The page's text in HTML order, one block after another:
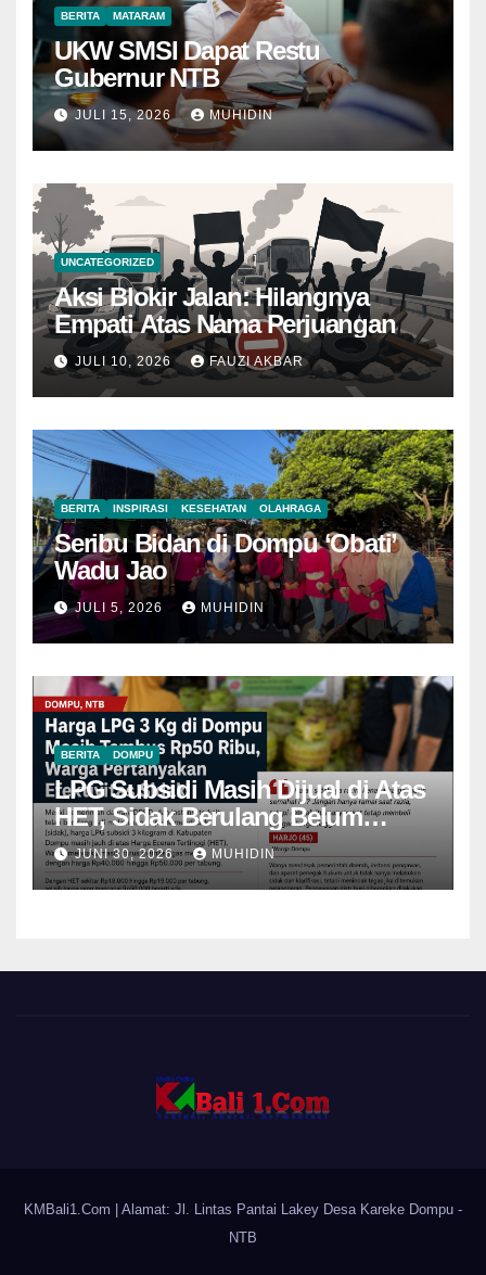
BERITA MATARAM
UKW SMSI Dapat Restu
Gubernur NTB
JULI 15, 2026 MUHIDIN
UNCATEGORIZED
Aksi Blokir Jalan: Hilangnya
Empati Atas Nama Perjuangan
JULI 10, 2026 FAUZI AKBAR
BERITA INSPIRASI KESEHATAN OLAHRAGA
Seribu Bidan di Dompu ‘Obati’
Wadu Jao
JULI 5, 2026 MUHIDIN
BERITA DOMPU
LPG Subsidi Masih Dijual di Atas
HET, Sidak Berulang Belum
Mampu Menekan Harga
JUNI 30, 2026 MUHIDIN
KMBali1.Com
| Alamat: Jl. Lintas Pantai Lakey Desa Kareke Dompu -
NTB